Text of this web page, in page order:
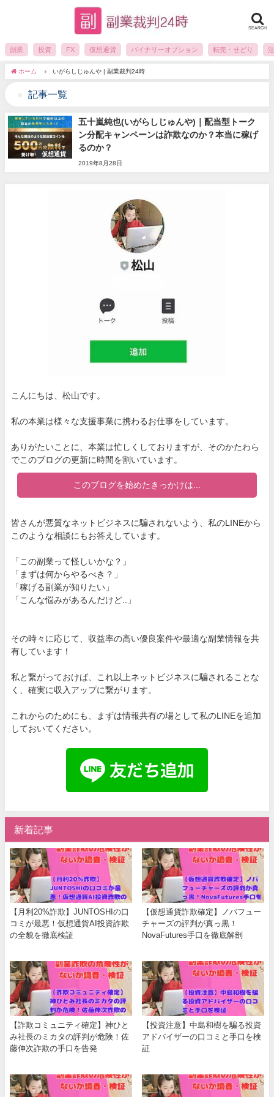
SEARCH
副業 投資 FX 仮想通貨 バイナリーオプション 転売・せどり
ホーム いがらしじゅんや | 副業裁判24時
記事一覧
仮想通貨
五十嵐純也(いがらしじゅんや)｜配当型トーク
ン分配キャンペーンは詐欺なのか？本当に稼げ
るのか？
2019年8月28日
こんにちは、松山です。
私の本業は様々な支援事業に携わるお仕事をしています。
ありがたいことに、本業は忙しくしておりますが、そのかたわら
でこのブログの更新に時間を割いています。
このブログを始めたきっかけは...
皆さんが悪質なネットビジネスに騙されないよう、私のLINEから
このような相談にもお答えしています。
「この副業って怪しいかな？」
「まずは何からやるべき？」
「稼げる副業が知りたい」
「こんな悩みがあるんだけど..」
その時々に応じて、収益率の高い優良案件や最適な副業情報を共
有しています！
私と繋がっておけば、これ以上ネットビジネスに騙されることな
く、確実に収入アップに繋がります。
これからのためにも、まずは情報共有の場として私のLINEを追加
しておいてください。
新着記事
【月利20%詐欺】JUNTOSHIの口
コミが最悪！仮想通貨AI投資詐欺
の全貌を徹底検証
【仮想通貨詐欺確定】ノバフュー
チャーズの評判が真っ黒！
NovaFutures手口を徹底解剖
【詐欺コミュニティ確定】神ひと
み社長のミカタの評判が危険！佐
藤伸次詐欺の手口を告発
【投資注意】中島和樹を騙る投資
アドバイザーの口コミと手口を検
証